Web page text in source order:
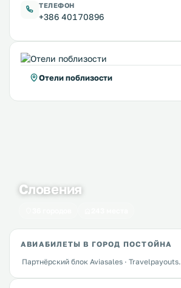
ТЕЛЕФОН
+386 40170896
Отели поблизости
Словения
АВИАБИЛЕТЫ В ГОРОД ПОСТОЙНА
Партнёрский блок Aviasales · Travelpayouts.